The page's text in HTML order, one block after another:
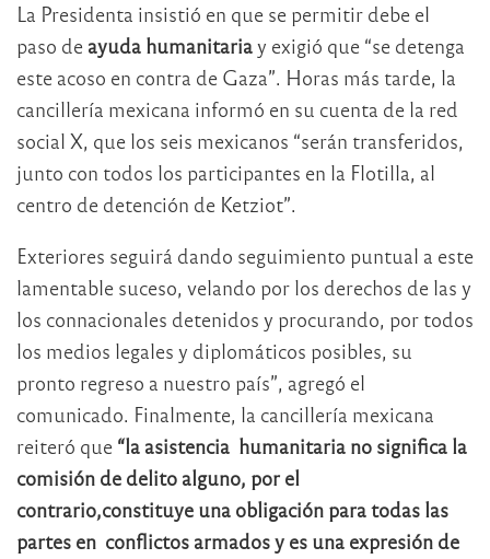
La Presidenta insistió en que se permitir debe el
paso de ayuda humanitariay exigió que “se detenga
este acoso en contra de Gaza”. Horas más tarde, la
cancillería mexicana informó en su cuenta de la red
social X, que los seis mexicanos “serán transferidos,
junto con todos los participantes en la Flotilla, al
centro de detención de Ketziot”.
Exteriores seguirá dando seguimiento puntual a este
lamentable suceso, velando por los derechos de las y
los connacionales detenidos y procurando, por todos
los medios legales y diplomáticos posibles, su
pronto regreso a nuestro país”, agregó el
comunicado. Finalmente, la cancillería mexicana
reiteró que “la asistencia humanitaria no significa la
comisión de delito alguno, por el
contrario,constituye una obligación para todas las
partes en conflictos armados y es una expresión de